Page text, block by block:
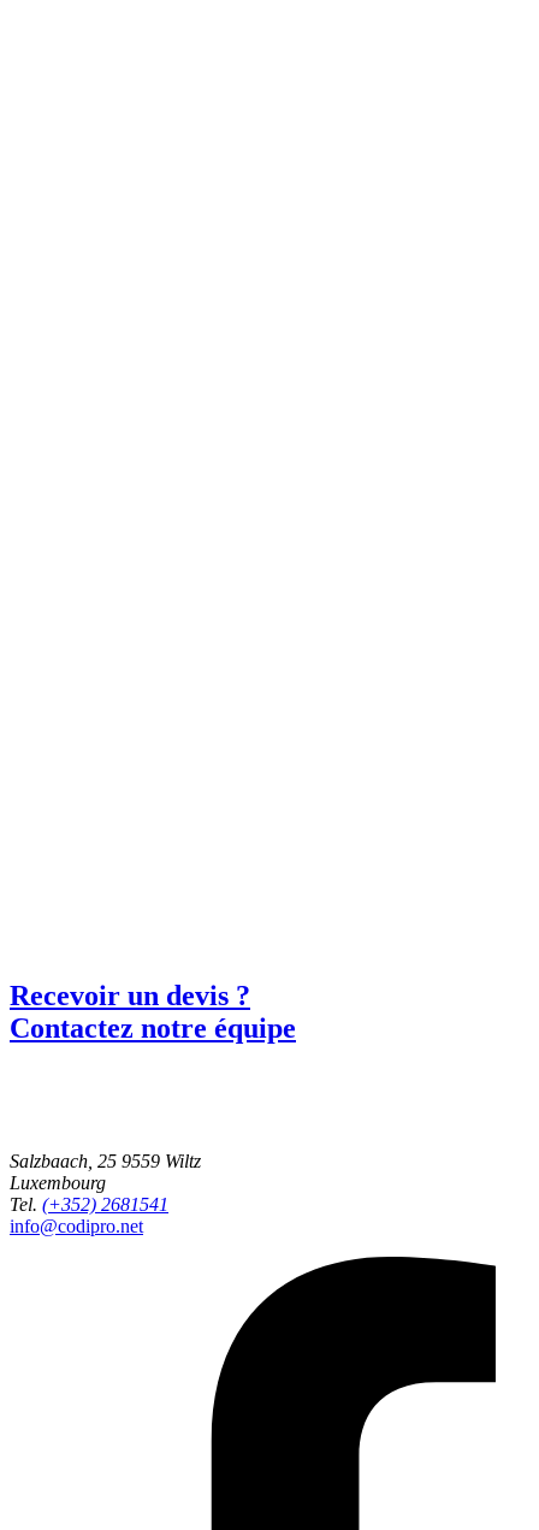
Recevoir un devis ?
Contactez notre équipe
Salzbaach, 25 9559 Wiltz
Luxembourg
Tel. (+352) 2681541
info@codipro.net